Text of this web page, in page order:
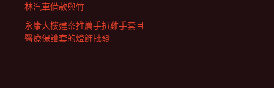
林汽車借款與竹
永康大樓建案推薦手扒雞手套且
醫療保護套的燈飾批發